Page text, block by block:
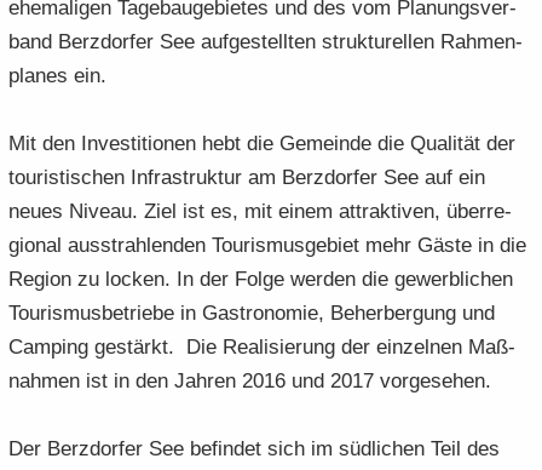
ehe­ma­li­gen Ta­ge­bau­ge­bie­tes und des vom Pla­nungs­ver­
band Berz­dor­fer See auf­ge­stell­ten struk­tu­rel­len Rah­men­
pla­nes ein.
Mit den In­ves­ti­tio­nen hebt die Ge­mein­de die Qua­li­tät der
tou­ris­ti­schen In­fra­struk­tur am Berz­dor­fer See auf ein
neues Ni­veau. Ziel ist es, mit ei­nem at­trak­ti­ven, über­re­
gio­nal aus­strah­len­den Tou­ris­mus­ge­biet mehr Gäste in die
Re­gi­on zu lo­cken. In der Folge wer­den die ge­werb­li­chen
Touris­musbetriebe in Gas­tro­no­mie, Be­her­ber­gung und
Cam­ping ge­stärkt. Die Re­alisierung der ein­zel­nen Maß­
nah­men ist in den Jah­ren 2016 und 2017 vor­gesehen.
Der Berz­dor­fer See be­fin­det sich im süd­li­chen Teil des